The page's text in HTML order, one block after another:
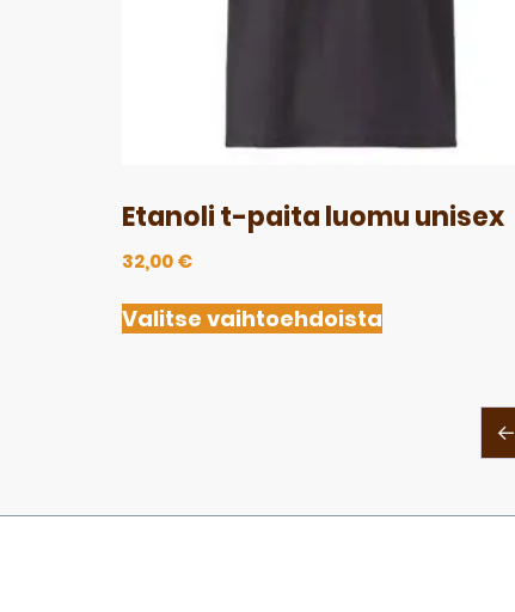
Etanoli t-paita luomu unisex
32,00€
Valitse vaihtoehdoista
←